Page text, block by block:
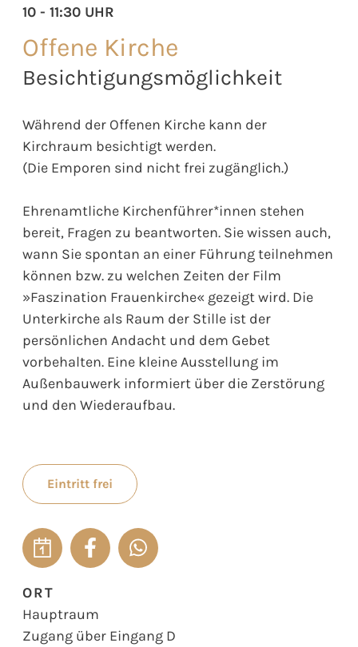
Offene Kirche
Besichtigungsmöglichkeit
Während der Offenen Kirche kann der
Kirchraum besichtigt werden.
(Die Emporen sind nicht frei zugänglich.)
Ehrenamtliche Kirchenführer*innen stehen
bereit, Fragen zu beantworten. Sie wissen auch,
wann Sie spontan an einer Führung teilnehmen
können bzw. zu welchen Zeiten der Film
»Faszination Frauenkirche« gezeigt wird. Die
Unterkirche als Raum der Stille ist der
persönlichen Andacht und dem Gebet
vorbehalten. Eine kleine Ausstellung im
Außenbauwerk informiert über die Zerstörung
und den Wiederaufbau.
Eintritt frei
10 - 11:30 UHR
ORT
Hauptraum
Zugang über Eingang D